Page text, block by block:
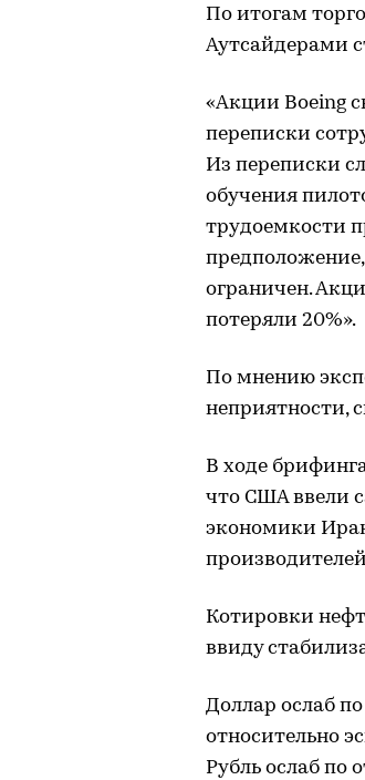
По итогам
Аутсайдерами
«Акции Boeing
переписки
Из переписки
обучения
трудоемкости
ограничен.
потеряли 20%».
По мнению
неприятности,
В ходе
что США ввели
экономики
Котировки
ввиду
Доллар ослаб
относительно
Рубль ослаб по